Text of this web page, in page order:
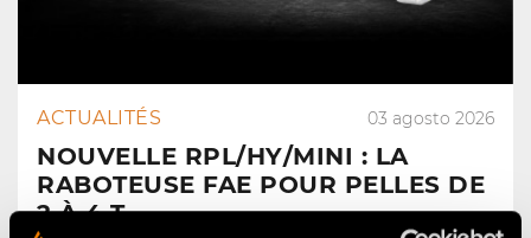
ACTUALITÉS 03 agosto 2026
NOUVELLE RPL/HY/MINI : LA
RABOTEUSE FAE POUR PELLES DE
2 À 4 T.